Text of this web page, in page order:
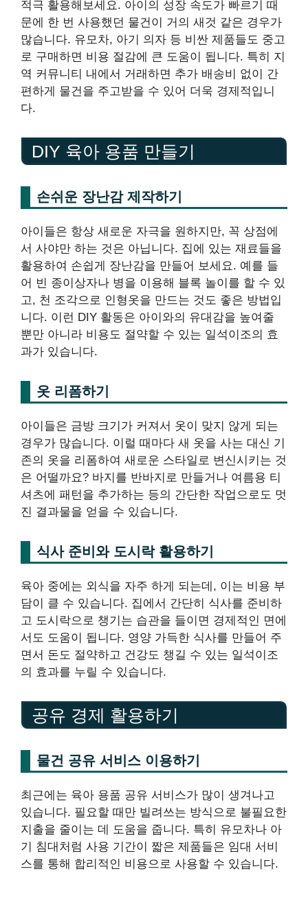
적극 활용해보세요. 아이의 성장 속도가 빠르기 때
문에 한 번 사용했던 물건이 거의 새것 같은 경우가
많습니다. 유모차, 아기 의자 등 비싼 제품들도 중고
로 구매하면 비용 절감에 큰 도움이 됩니다. 특히 지
역 커뮤니티 내에서 거래하면 추가 배송비 없이 간
편하게 물건을 주고받을 수 있어 더욱 경제적입니
다.
DIY 육아 용품 만들기
손쉬운 장난감 제작하기
아이들은 항상 새로운 자극을 원하지만, 꼭 상점에
서 사야만 하는 것은 아닙니다. 집에 있는 재료들을
활용하여 손쉽게 장난감을 만들어 보세요. 예를 들
어 빈 종이상자나 병을 이용해 블록 놀이를 할 수 있
고, 천 조각으로 인형옷을 만드는 것도 좋은 방법입
니다. 이런 DIY 활동은 아이와의 유대감을 높여줄
뿐만 아니라 비용도 절약할 수 있는 일석이조의 효
과가 있습니다.
옷 리폼하기
아이들은 금방 크기가 커져서 옷이 맞지 않게 되는
경우가 많습니다. 이럴 때마다 새 옷을 사는 대신 기
존의 옷을 리폼하여 새로운 스타일로 변신시키는 것
은 어떨까요? 바지를 반바지로 만들거나 여름용 티
셔츠에 패턴을 추가하는 등의 간단한 작업으로도 멋
진 결과물을 얻을 수 있습니다.
식사 준비와 도시락 활용하기
육아 중에는 외식을 자주 하게 되는데, 이는 비용 부
담이 클 수 있습니다. 집에서 간단히 식사를 준비하
고 도시락으로 챙기는 습관을 들이면 경제적인 면에
서도 도움이 됩니다. 영양 가득한 식사를 만들어 주
면서 돈도 절약하고 건강도 챙길 수 있는 일석이조
의 효과를 누릴 수 있습니다.
공유 경제 활용하기
물건 공유 서비스 이용하기
최근에는 육아 용품 공유 서비스가 많이 생겨나고
있습니다. 필요할 때만 빌려쓰는 방식으로 불필요한
지출을 줄이는 데 도움을 줍니다. 특히 유모차나 아
기 침대처럼 사용 기간이 짧은 제품들은 임대 서비
스를 통해 합리적인 비용으로 사용할 수 있습니다.